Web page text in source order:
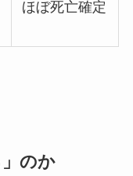
ほぼ死亡確定
のか